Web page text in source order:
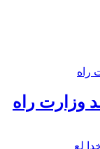
وزارت راه